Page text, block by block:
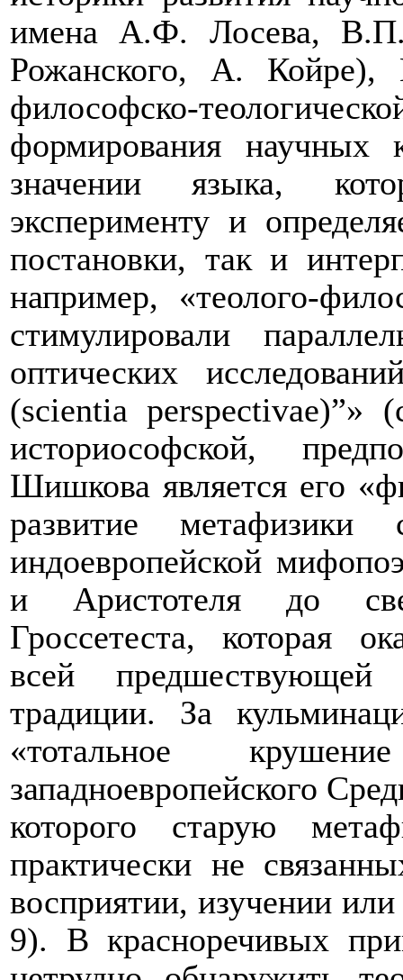
имена А.Ф. Лосева,
Рожанского, А.
философско-
формирования научных
значении языка,
эксперименту и
постановки, так и
например, «теолого-
стимулировали
оптических
(scientia perspectivae)”»
историософской,
Шишкова является его
развитие
индоевропейской
и Аристотеля до
Гроссетеста, которая
всей предшествующей
традиции. За
«тотальное
западноевропейского
которого старую
практически не
восприятии, изучении
9). В красноречивых